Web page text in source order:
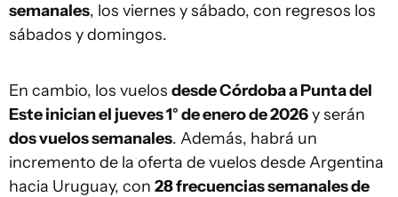
semanales, los viernes y sábado, con regresos los
sábados y domingos.
En cambio, los vuelos desde Córdoba a Punta del
Este inician el jueves 1° de enero de 2026y serán
dos vuelos semanales. Además, habrá un
incremento de la oferta de vuelos desde Argentina
hacia Uruguay, con 28 frecuencias semanales de